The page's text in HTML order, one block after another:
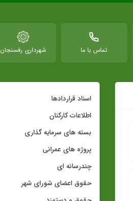
تماس با ما شهرداری رفسنجان
اسناد قراردادها
اطلاعات کارکنان
بسته های سرمایه گذاری
پروژه های عمرانی
چندرسانه ای
حقوق اعضای شورای شهر